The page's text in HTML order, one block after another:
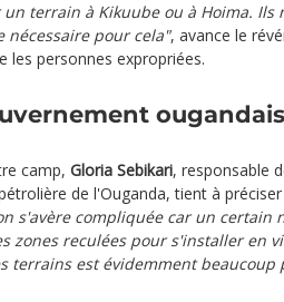
terrain à Kikuube ou à Hoima. Ils
nécessaire pour cela", avance le
les personnes expropriées.
camp, Gloria Sebikari, responsable
de l'Ouganda, tient à
s'avère compliquée car un certain
zones reculées pour s'installer en
terrains est évidemment beaucoup